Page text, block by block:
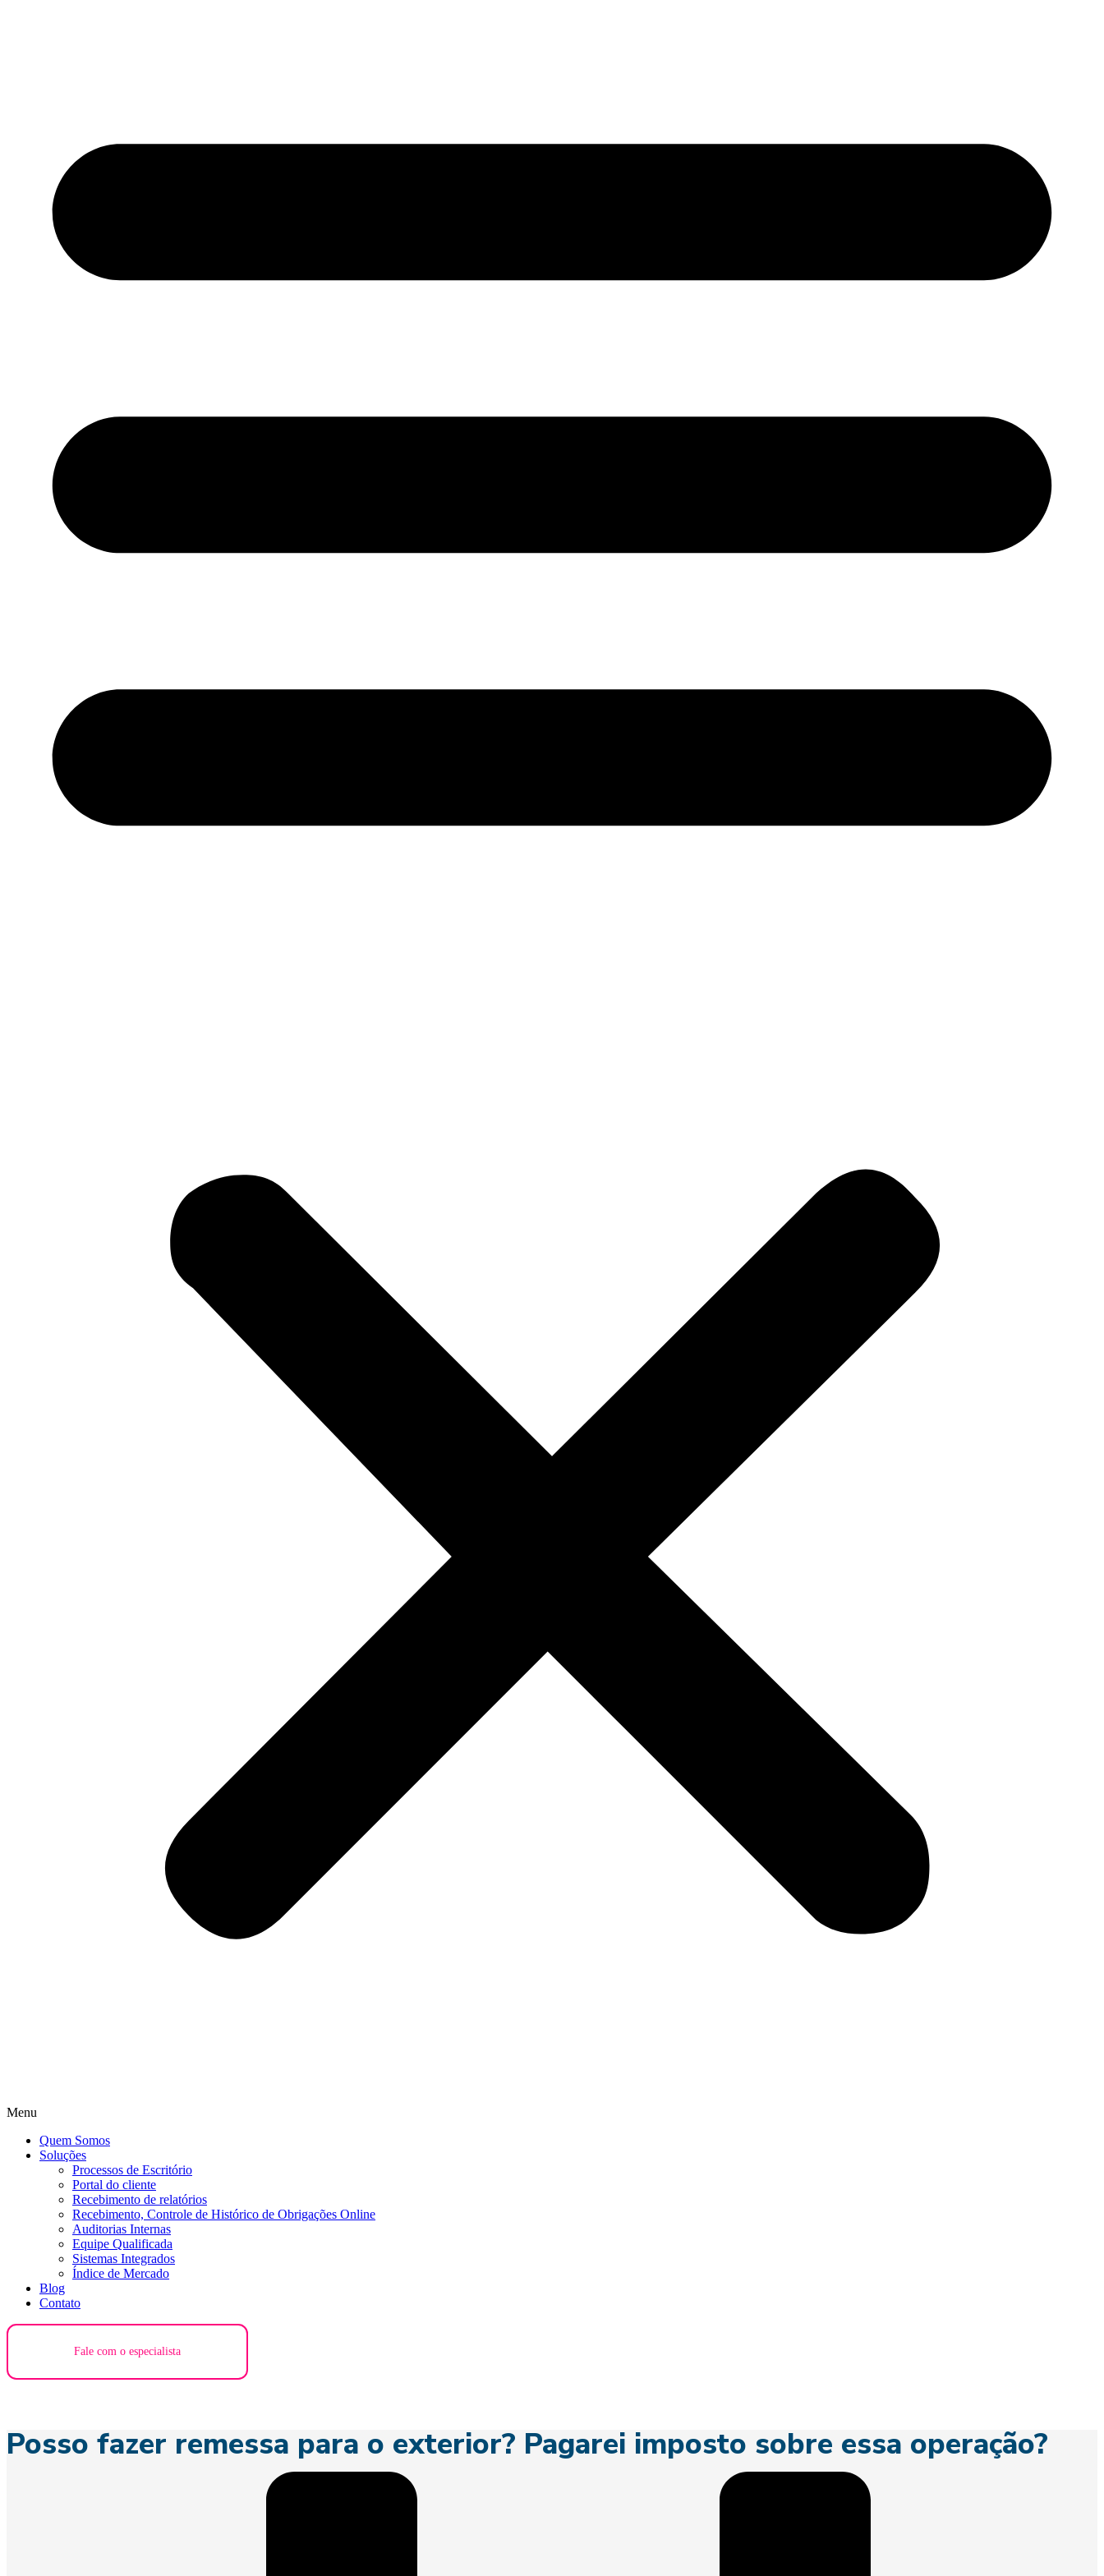
Menu
Quem Somos
Soluções
Processos de Escritório
Portal do cliente
Recebimento de relatórios
Recebimento, Controle de Histórico de Obrigações Online
Auditorias Internas
Equipe Qualificada
Sistemas Integrados
Índice de Mercado
Blog
Contato
Fale com o especialista
Posso fazer remessa para o exterior? Pagarei imposto sobre essa operação?